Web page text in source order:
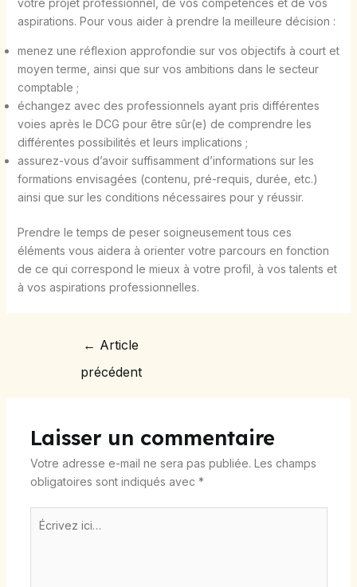
votre projet professionnel, de vos compétences et de vos
aspirations. Pour vous aider à prendre la meilleure décision :
menez une réflexion approfondie sur vos objectifs à court et
moyen terme, ainsi que sur vos ambitions dans le secteur
comptable ;
échangez avec des professionnels ayant pris différentes
voies après le DCG pour être sûr(e) de comprendre les
différentes possibilités et leurs implications ;
assurez-vous d’avoir suffisamment d’informations sur les
formations envisagées (contenu, pré-requis, durée, etc.)
ainsi que sur les conditions nécessaires pour y réussir.
Prendre le temps de peser soigneusement tous ces
éléments vous aidera à orienter votre parcours en fonction
de ce qui correspond le mieux à votre profil, à vos talents et
à vos aspirations professionnelles.
← Article
précédent
Laisser un commentaire
Votre adresse e-mail ne sera pas publiée. Les champs
obligatoires sont indiqués avec *
Écrivez
ici…